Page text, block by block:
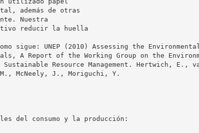
además de otras
Nuestra
reducir la huella
sigue: UNEP (2010) Assessing the
A Report of the Working Group on the
Resource Management. Hertwich, E.,
McNeely, J., Moriguchi, Y.
del consumo y la producción: